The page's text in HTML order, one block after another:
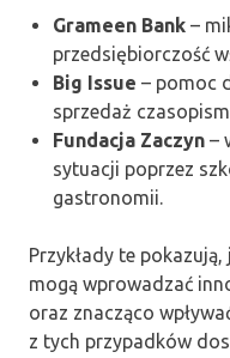
Grameen Bank –
przedsiębiorczość
Big Issue – pomoc
sprzedaż
Fundacja Zaczyn –
sytuacji poprzez
gastronomii.
Przykłady te
mogą wprowadzać
oraz znacząco
z tych przypadków